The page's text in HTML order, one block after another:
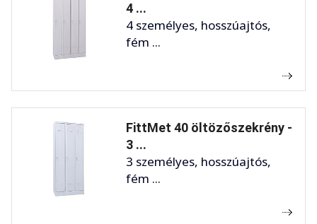
4 ...
4 személyes, hosszúajtós,
fém ...
FittMet 40 öltözőszekrény -
3 ...
3 személyes, hosszúajtós,
fém ...